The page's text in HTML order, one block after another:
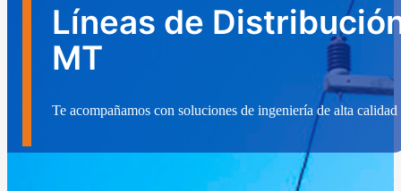
Líneas de
MT
Te acompañamos con soluciones de ingeniería de alta calidad